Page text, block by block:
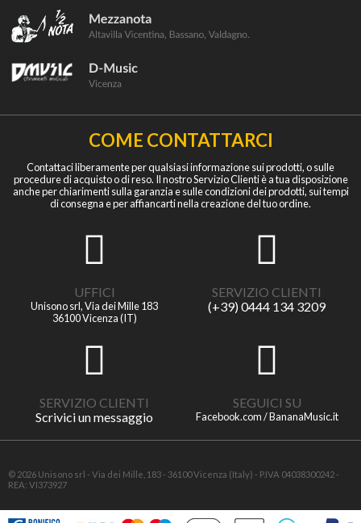
COME CONTATTARCI
Contattaci liberamente per qualsiasi informazione sui prodotti, o sulle
procedure di acquisto o di reso. Il nostro Servizio Clienti è a tua disposizione
anche per chiarimenti sulla garanzia e sulle condizioni dei prodotti, sui tempi
di consegna e per affiancarti nella creazione del tuo ordine.
UFFICI
Unisono srl, Via dei Mille 183
36100 Vicenza (IT)
SERVIZIO CLIENTI
(+39) 0444 134 3209
SERVIZIO CLIENTI
Scrivici un messaggio
SEGUICI SU
Facebook.com / BananaMusic.it
© 2026 Unisono srl - Via dei Mille, 183 - 36100 Vicenza (Italy) - P.IVA 04038300242 -
REA: VI373927